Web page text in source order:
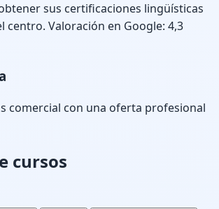
sus certificaciones lingüísticas
centro. Valoración en Google: 4,3
comercial con una oferta profesional
cursos